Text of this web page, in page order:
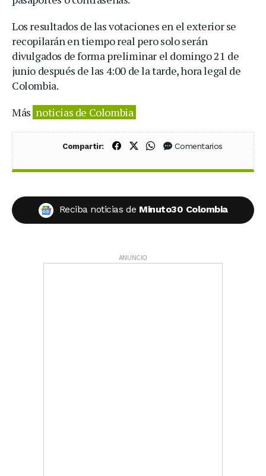
Los resultados de las votaciones en el exterior se
recopilarán en tiempo real pero solo serán
divulgados de forma preliminar el domingo 21 de
junio después de las 4:00 de la tarde, hora legal de
Colombia.
Más noticias de Colombia
Compartir: Compartir en Facebook
Compartir en X (Twitter)
Compartir en WhatsApp
Comentarios
Reciba noticias de Minuto30 Colombia
ANUNCIO